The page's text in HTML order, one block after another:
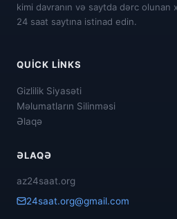
kimi davranın və saytda dərc olunan
24 saat saytına istinad edin.
QUICK LINKS
Gizlilik Siyasəti
Məlumatların Silinməsi
Əlaqə
ƏLAQƏ
az24saat.org
24saat.org@gmail.com